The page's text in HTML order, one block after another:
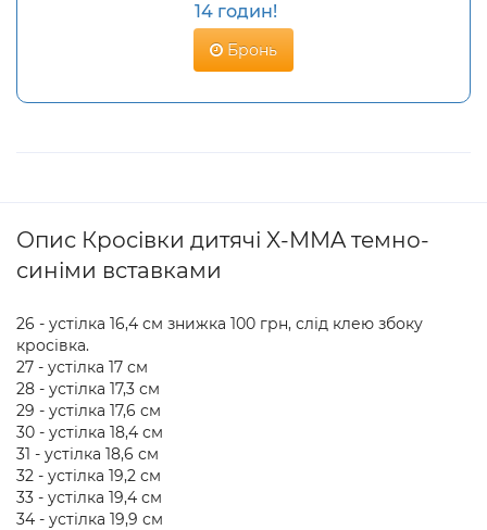
14 годин!
Бронь
Опис Кросівки дитячі X-MMA темно-
синіми вставками
26 - устілка 16,4 см знижка 100 грн, слід клею збоку
кросівка.
27 - устілка 17 см
28 - устілка 17,3 см
29 - устілка 17,6 см
30 - устілка 18,4 см
31 - устілка 18,6 см
32 - устілка 19,2 см
33 - устілка 19,4 см
34 - устілка 19,9 см